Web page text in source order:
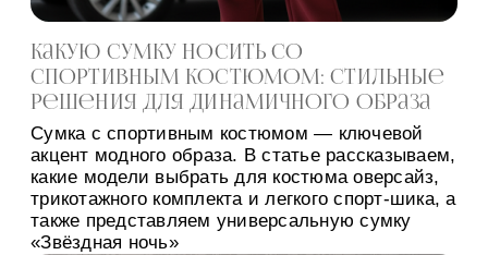
Какую сумку носить со
спортивным костюмом: стильные
решения для динамичного образа
Сумка с спортивным костюмом — ключевой
акцент модного образа. В статье рассказываем,
какие модели выбрать для костюма оверсайз,
трикотажного комплекта и легкого спорт-шика, а
также представляем универсальную сумку
«Звёздная ночь»